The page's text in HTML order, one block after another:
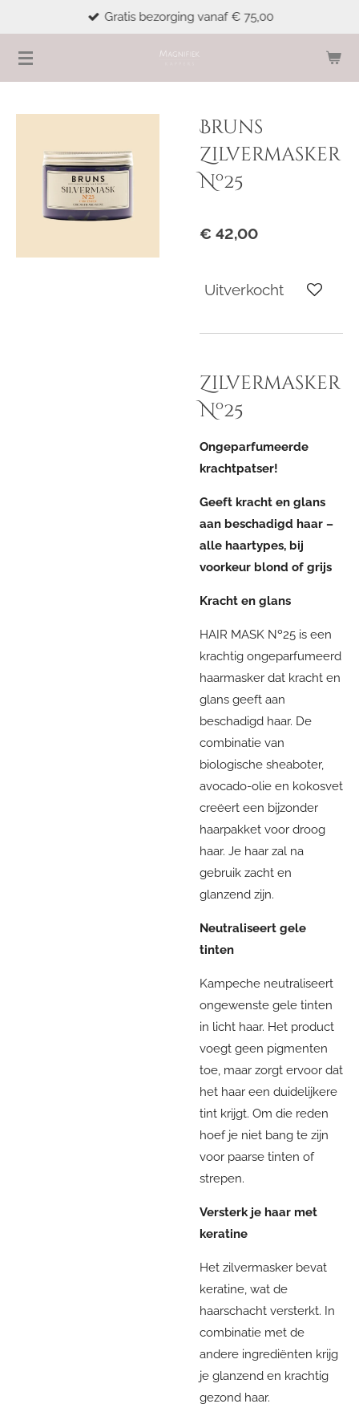
naar
de
Gratis bezorging vanaf € 75,00
Bruns
Zilvermasker
Nº25
€ 42,00
Uitverkocht
Zilvermasker
Nº25
Ongeparfumeerde
krachtpatser!
Geeft kracht en glans
aan beschadigd haar –
alle haartypes, bij
voorkeur blond of grijs
Kracht en glans
HAIR MASK Nº25 is een
krachtig ongeparfumeerd
haarmasker dat kracht en
glans geeft aan
beschadigd haar. De
combinatie van
biologische sheaboter,
avocado-olie en kokosvet
creëert een bijzonder
haarpakket voor droog
haar. Je haar zal na
gebruik zacht en
glanzend zijn.
Neutraliseert gele
tinten
Kampeche neutraliseert
ongewenste gele tinten
in licht haar. Het product
voegt geen pigmenten
toe, maar zorgt ervoor dat
het haar een duidelijkere
tint krijgt. Om die reden
hoef je niet bang te zijn
voor paarse tinten of
strepen.
Versterk je haar met
keratine
Het zilvermasker bevat
keratine, wat de
haarschacht versterkt. In
combinatie met de
andere ingrediënten krijg
je glanzend en krachtig
gezond haar.